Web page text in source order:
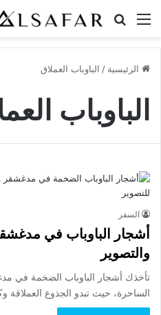
القائمة بحث عن
الرئيسية / الباوباب العملاق
الباوباب
السفر
أشجار الباوباب في
والتصوير
تأخذك أشجار الباوباب الضخمة في
الساحرة، حيث تبدو الجذوع العملاقة